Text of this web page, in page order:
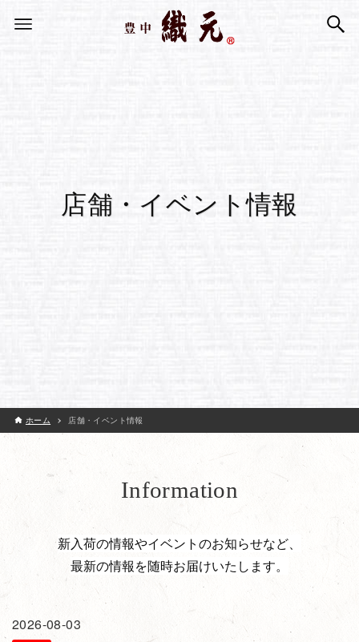
店舗・イベント情報
ホーム 店舗・イベント情報
Information
新入荷の情報やイベントのお知らせなど、
最新の情報を随時お届けいたします。
2026-08-03